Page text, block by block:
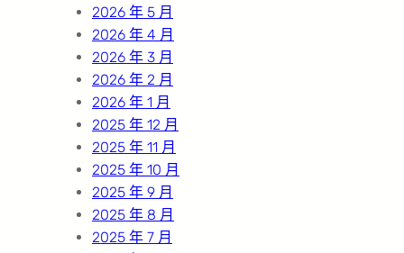
2026 年 5 月
2026 年 4 月
2026 年 3 月
2026 年 2 月
2026 年 1 月
2025 年 12 月
2025 年 11 月
2025 年 10 月
2025 年 9 月
2025 年 8 月
2025 年 7 月